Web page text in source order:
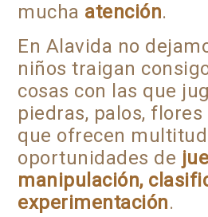
mucha atención.
En Alavida no
niños traigan
cosas con las que
piedras, palos, flores
que ofrecen
oportunidades de
manipulación,
experimentación.